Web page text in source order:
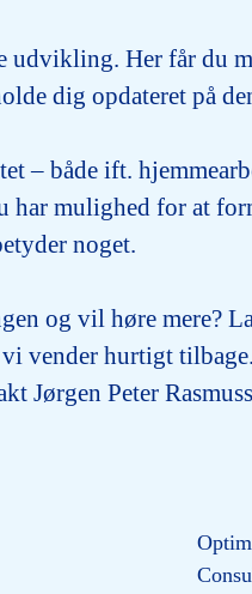
udvikling. Her får du
dig opdateret på
– både ift.
mulighed for at
noget.
og vil høre mere?
vender hurtigt tilbage.
Jørgen Peter